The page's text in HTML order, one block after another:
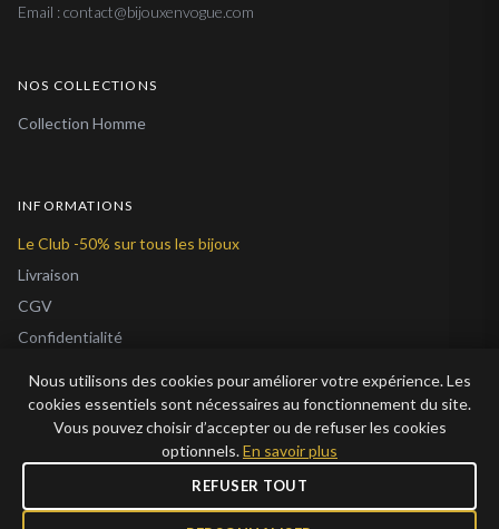
Email : contact@bijouxenvogue.com
NOS COLLECTIONS
Collection Homme
INFORMATIONS
Le Club -50% sur tous les bijoux
Livraison
CGV
Confidentialité
À Propos
Nous utilisons des cookies pour améliorer votre expérience. Les
cookies essentiels sont nécessaires au fonctionnement du site.
Vous pouvez choisir d’accepter ou de refuser les cookies
optionnels.En savoir plus
REFUSER TOUT